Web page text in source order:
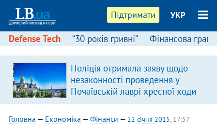
Підтримати УКР
Defense Tech “30 років гривні” Фінансова
Поліція отримала заяву щодо
незаконності проведення у
Почаївській лаврі хресної ходи
Головна — Економіка — Фінанси — 22 січня 2015, 17:57